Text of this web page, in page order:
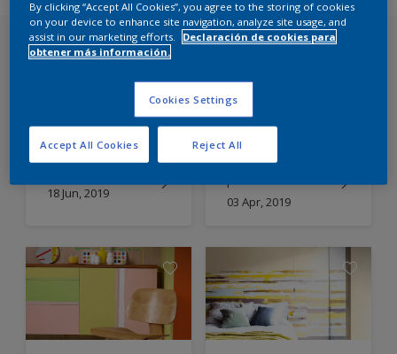
18 Jun, 2019
¿Te toca elegir
en tu percepción
03 Apr, 2019
By clicking “Accept All Cookies”, you agree to the storing of cookies
on your device to enhance site navigation, analyze site usage, and
assist in our marketing efforts.
Declaración de cookies para
obtener más información.
Cookies Settings
Reject All
Accept All Cookies